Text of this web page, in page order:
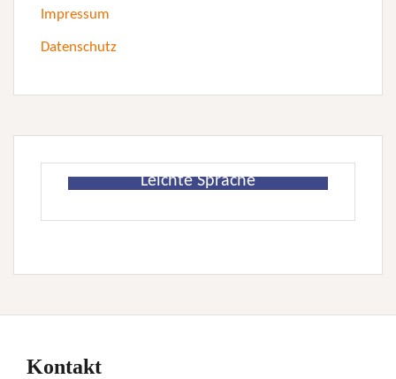
Impressum
Datenschutz
Leichte Sprache
Kontakt